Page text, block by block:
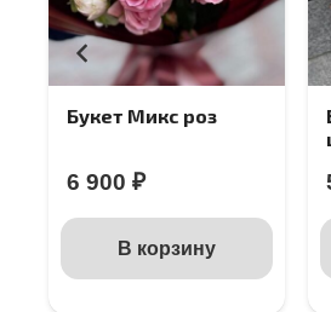
Букет герберы в
5 500₽
Подробнее